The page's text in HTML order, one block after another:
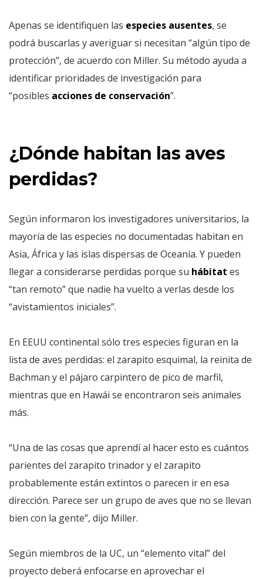
Apenas se identifiquen las especies ausentes, se
podrá buscarlas y averiguar si necesitan “algún tipo de
protección”, de acuerdo con Miller. Su método ayuda a
identificar prioridades de investigación para
“posibles acciones de conservación”.
¿Dónde habitan las aves
perdidas?
Según informaron los investigadores universitarios, la
mayoría de las especies no documentadas habitan en
Asia, África y las islas dispersas de Oceanía. Y pueden
llegar a considerarse perdidas porque su hábitat es
“tan remoto” que nadie ha vuelto a verlas desde los
“avistamientos iniciales”.
En EEUU continental sólo tres especies figuran en la
lista de aves perdidas: el zarapito esquimal, la reinita de
Bachman y el pájaro carpintero de pico de marfil,
mientras que en Hawái se encontraron seis animales
más.
“Una de las cosas que aprendí al hacer esto es cuántos
parientes del zarapito trinador y el zarapito
probablemente están extintos o parecen ir en esa
dirección. Parece ser un grupo de aves que no se llevan
bien con la gente”, dijo Miller.
Según miembros de la UC, un “elemento vital” del
proyecto deberá enfocarse en aprovechar el